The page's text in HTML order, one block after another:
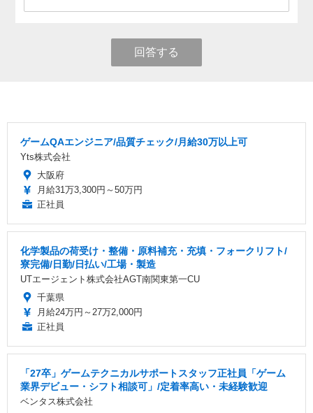
回答する
ゲームQAエンジニア/品質チェック/月給30万以上可
Yts株式会社
大阪府
月給31万3,300円～50万円
正社員
化学製品の荷受け・整備・原料補充・充填・フォークリフト/
寮完備/日勤/日払い/工場・製造
UTエージェント株式会社AGT南関東第一CU
千葉県
月給24万円～27万2,000円
正社員
「27卒」ゲームテクニカルサポートスタッフ正社員「ゲーム
業界デビュー・シフト相談可」/定着率高い・未経験歓迎
ベンタス株式会社